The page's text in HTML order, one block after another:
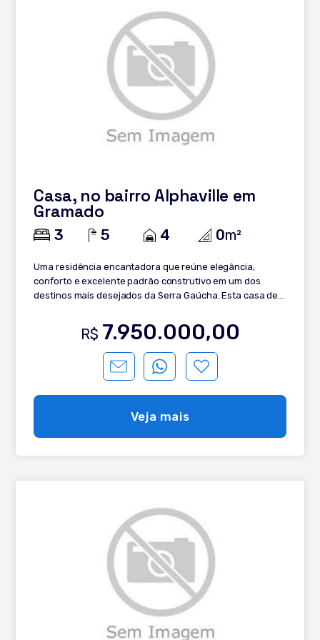
academia com sonorização instalada; - Árvores
frutíferas; - Escada importada da Itália; - Calefação
instalada; - Espera para elevador; - 2 vagas de garagem.
Entre em contato e saiba mais!
Casa, no bairro Alphaville em
Gramado
3 5 4 0m²
Uma residência encantadora que reúne elegância,
conforto e excelente padrão construtivo em um dos
destinos mais desejados da Serra Gaúcha. Esta casa de
das regiões mais valorizadas da cidade ideal para quem
busca segurança patrimonial e excelente potencial de
construída em um terreno de 628,03 m², o imóvel é
entregue mobiliado, pronto para uso imediato. - 3 suítes
amplas; - Lavabo; - Ambientes integrados com lareira; -
Cozinha americana com churrasqueira e fogão a lenha; -
Jardim e varanda com ótima posição solar; - Calefação e
splits instalados; - Lavanderia, depósito e garagem. Um
mais detalhes e projeções de retorno.
R$ 7.950.000,00
Veja mais